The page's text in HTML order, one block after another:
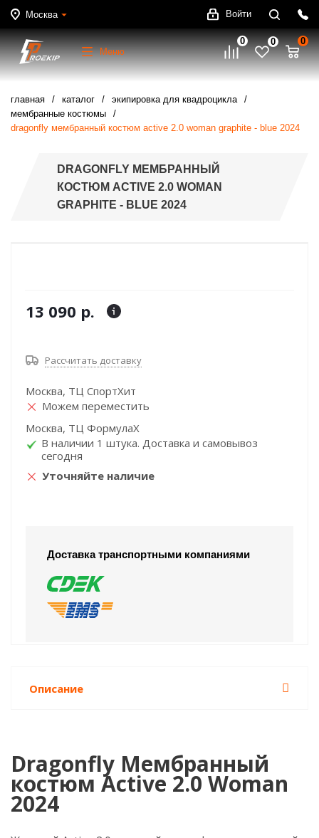
Москва Войти
Меню
0 0 0
главная каталог
экипировка для квадроцикла
мембранные костюмы
dragonfly мембранный костюм active 2.0 woman graphite - blue 2024
DRAGONFLY МЕМБРАННЫЙ
КОСТЮМ ACTIVE 2.0 WOMAN
GRAPHITE - BLUE 2024
13 090 р.
Рассчитать доставку
Москва, ТЦ СпортХит
Можем переместить
Москва, ТЦ ФормулаХ
В наличии 1 штука. Доставка и самовывоз
сегодня
Уточняйте наличие
Доставка транспортными компаниями
Описание
Dragonfly Мембранный
костюм Active 2.0 Woman
2024